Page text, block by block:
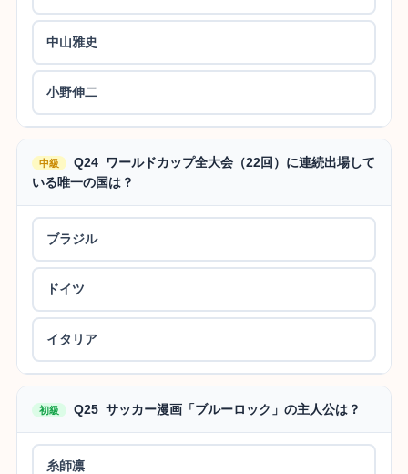
中山雅史
小野伸二
中級
Q24 ワールドカップ全大会（22回）に連続出場して
いる唯一の国は？
ブラジル
ドイツ
イタリア
初級 Q25 サッカー漫画「ブルーロック」の主人公は？
糸師凛